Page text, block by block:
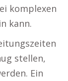
komplexen
kann.
stellen,
Ein